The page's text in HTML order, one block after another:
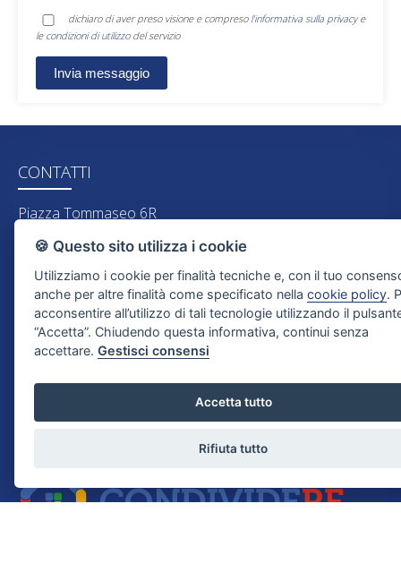
dichiaro di aver preso visione e compreso l'informativa sulla privacye
le condizioni di utilizzodel servizio
CONTATTI
Piazza Tommaseo 6R
Cell. 338 4492940
Email:stabilieimmobili@live.it
P.IVA: 03711190102
🍪 Questo sito utilizza i cookie
Utilizziamo i cookie per finalità tecniche e, con il tuo
anche per altre finalità come specificato nellacookie policy.
acconsentire all’utilizzo di tali tecnologie utilizzando il
“Accetta”. Chiudendo questa informativa, continui senza
accettare.Gestisci consensi
Accetta tutto
Rifiuta tutto